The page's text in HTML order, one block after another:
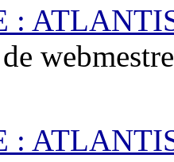
:
de
: